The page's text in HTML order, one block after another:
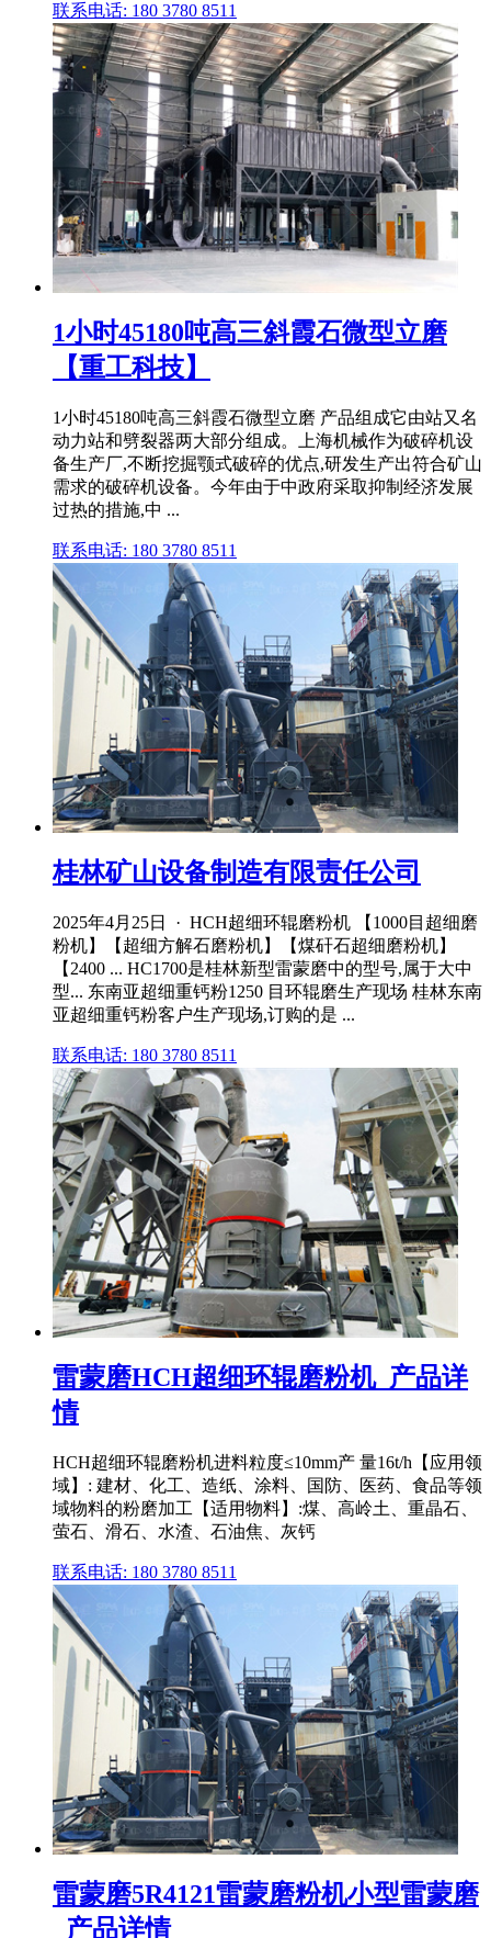
联系电话: 180 3780 8511
1小时45180吨高三斜霞石微型立磨
【重工科技】
1小时45180吨高三斜霞石微型立磨 产品组成它由站又名
动力站和劈裂器两大部分组成。上海机械作为破碎机设
备生产厂,不断挖掘颚式破碎的优点,研发生产出符合矿山
需求的破碎机设备。今年由于中政府采取抑制经济发展
过热的措施,中 ...
联系电话: 180 3780 8511
桂林矿山设备制造有限责任公司
2025年4月25日 · HCH超细环辊磨粉机 【1000目超细磨
粉机】【超细方解石磨粉机】【煤矸石超细磨粉机】
【2400 ... HC1700是桂林新型雷蒙磨中的型号,属于大中
型... 东南亚超细重钙粉1250 目环辊磨生产现场 桂林东南
亚超细重钙粉客户生产现场,订购的是 ...
联系电话: 180 3780 8511
雷蒙磨HCH超细环辊磨粉机_产品详
情
HCH超细环辊磨粉机进料粒度≤10mm产 量16t/h【应用领
域】: 建材、化工、造纸、涂料、国防、医药、食品等领
域物料的粉磨加工【适用物料】:煤、高岭土、重晶石、
萤石、滑石、水渣、石油焦、灰钙
联系电话: 180 3780 8511
雷蒙磨5R4121雷蒙磨粉机小型雷蒙磨
_产品详情